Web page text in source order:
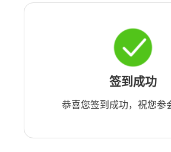
签到成功
恭喜您签到成功，祝您参